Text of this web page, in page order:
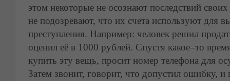
этом некоторые не осознают последствий
не подозревают, что их счета используют для
преступления. Например: человек решил
оценил её в 1000 рублей. Спустя какое–то
купить эту вещь, просит номер телефона для
Затем звонит, говорит, что допустил ошибку,